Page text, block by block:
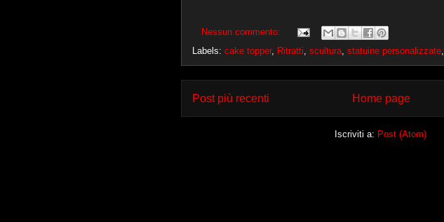
Nessun commento:
Labels: cake topper, Ritratti, scultura, statuine personalizzate,
Post più recenti Home page
Iscriviti a: Post (Atom)